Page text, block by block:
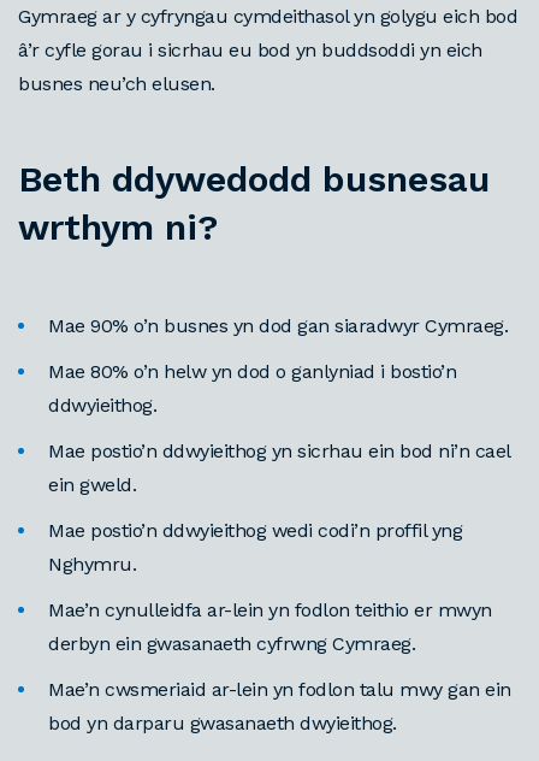
Gymraeg ar y cyfryngau cymdeithasol yn golygu eich bod
â’r cyfle gorau i sicrhau eu bod yn buddsoddi yn eich
busnes neu’ch elusen.
Beth ddywedodd busnesau
wrthym ni?
Mae 90% o’n busnes yn dod gan siaradwyr Cymraeg.
Mae 80% o’n helw yn dod o ganlyniad i bostio’n
ddwyieithog.
Mae postio’n ddwyieithog yn sicrhau ein bod ni’n cael
ein gweld.
Mae postio’n ddwyieithog wedi codi’n proffil yng
Nghymru.
Mae’n cynulleidfa ar-lein yn fodlon teithio er mwyn
derbyn ein gwasanaeth cyfrwng Cymraeg.
Mae’n cwsmeriaid ar-lein yn fodlon talu mwy gan ein
bod yn darparu gwasanaeth dwyieithog.